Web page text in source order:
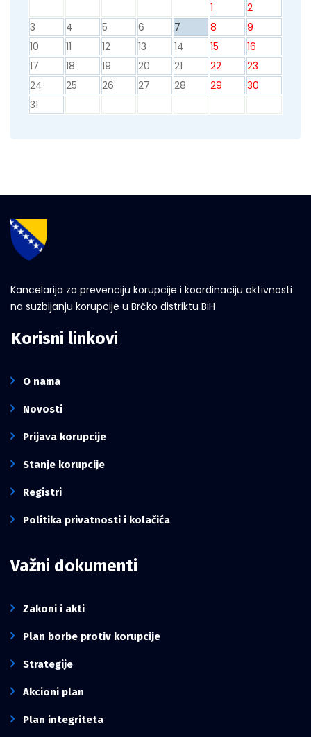
1
2
3
4 5 6 7 8
9
10
11 12 13 14 15
16
17
18 19 20 21 22
23
24
25 26 27 28 29
30
31
Kancelarija za prevenciju korupcije i koordinaciju aktivnosti
na suzbijanju korupcije u Brčko distriktu BiH
Korisni linkovi
O nama
Novosti
Prijava korupcije
Stanje korupcije
Registri
Politika privatnosti i kolačića
Važni dokumenti
Zakoni i akti
Plan borbe protiv korupcije
Strategije
Akcioni plan
Plan integriteta